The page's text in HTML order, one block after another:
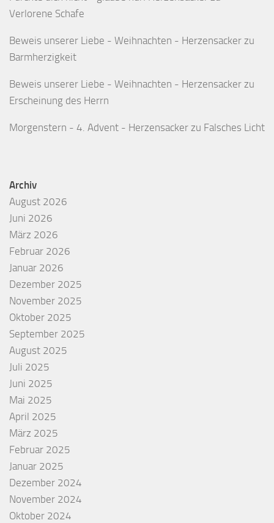
Verlorene Schafe
Beweis unserer Liebe - Weihnachten - Herzensacker zu
Barmherzigkeit
Beweis unserer Liebe - Weihnachten - Herzensacker zu
Erscheinung des Herrn
Morgenstern - 4. Advent - Herzensacker zu Falsches Licht
Archiv
August 2026
Juni 2026
März 2026
Februar 2026
Januar 2026
Dezember 2025
November 2025
Oktober 2025
September 2025
August 2025
Juli 2025
Juni 2025
Mai 2025
April 2025
März 2025
Februar 2025
Januar 2025
Dezember 2024
November 2024
Oktober 2024